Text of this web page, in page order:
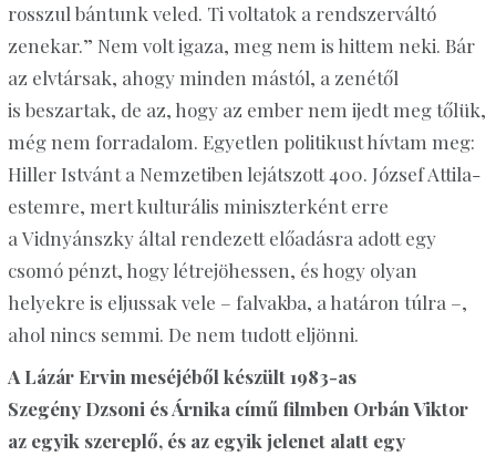
rosszul bántunk veled. Ti voltatok a rendszerváltó
zenekar.” Nem volt igaza, meg nem is hittem neki. Bár
az elvtársak, ahogy minden mástól, a zenétől
is beszartak, de az, hogy az ember nem ijedt meg tőlük,
még nem forradalom. Egyetlen politikust hívtam meg:
Hiller Istvánt a Nemzetiben lejátszott 400. József Attila-
estemre, mert kulturális miniszterként erre
a Vidnyánszkyáltal rendezett előadásra adott egy
csomó pénzt, hogy létrejöhessen, és hogy olyan
helyekre is eljussak vele – falvakba, a határon túlra –,
ahol nincs semmi. De nem tudott eljönni.
A Lázár Ervin meséjéből készült 1983-as
Szegény Dzsoni és Árnika című filmben Orbán Viktor
az egyik szereplő, és az egyik jelenet alatt egy